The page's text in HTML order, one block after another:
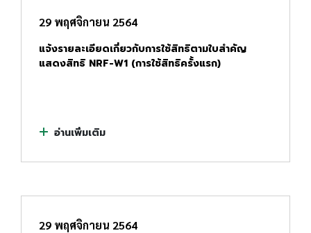
29 พฤศจิกายน 2564
แจ้งรายละเอียดเกี่ยวกับการใช้สิทธิตามใบสำคัญ
แสดงสิทธิ NRF-W1 (การใช้สิทธิครั้งแรก)
อ่านเพิ่มเติม
29 พฤศจิกายน 2564